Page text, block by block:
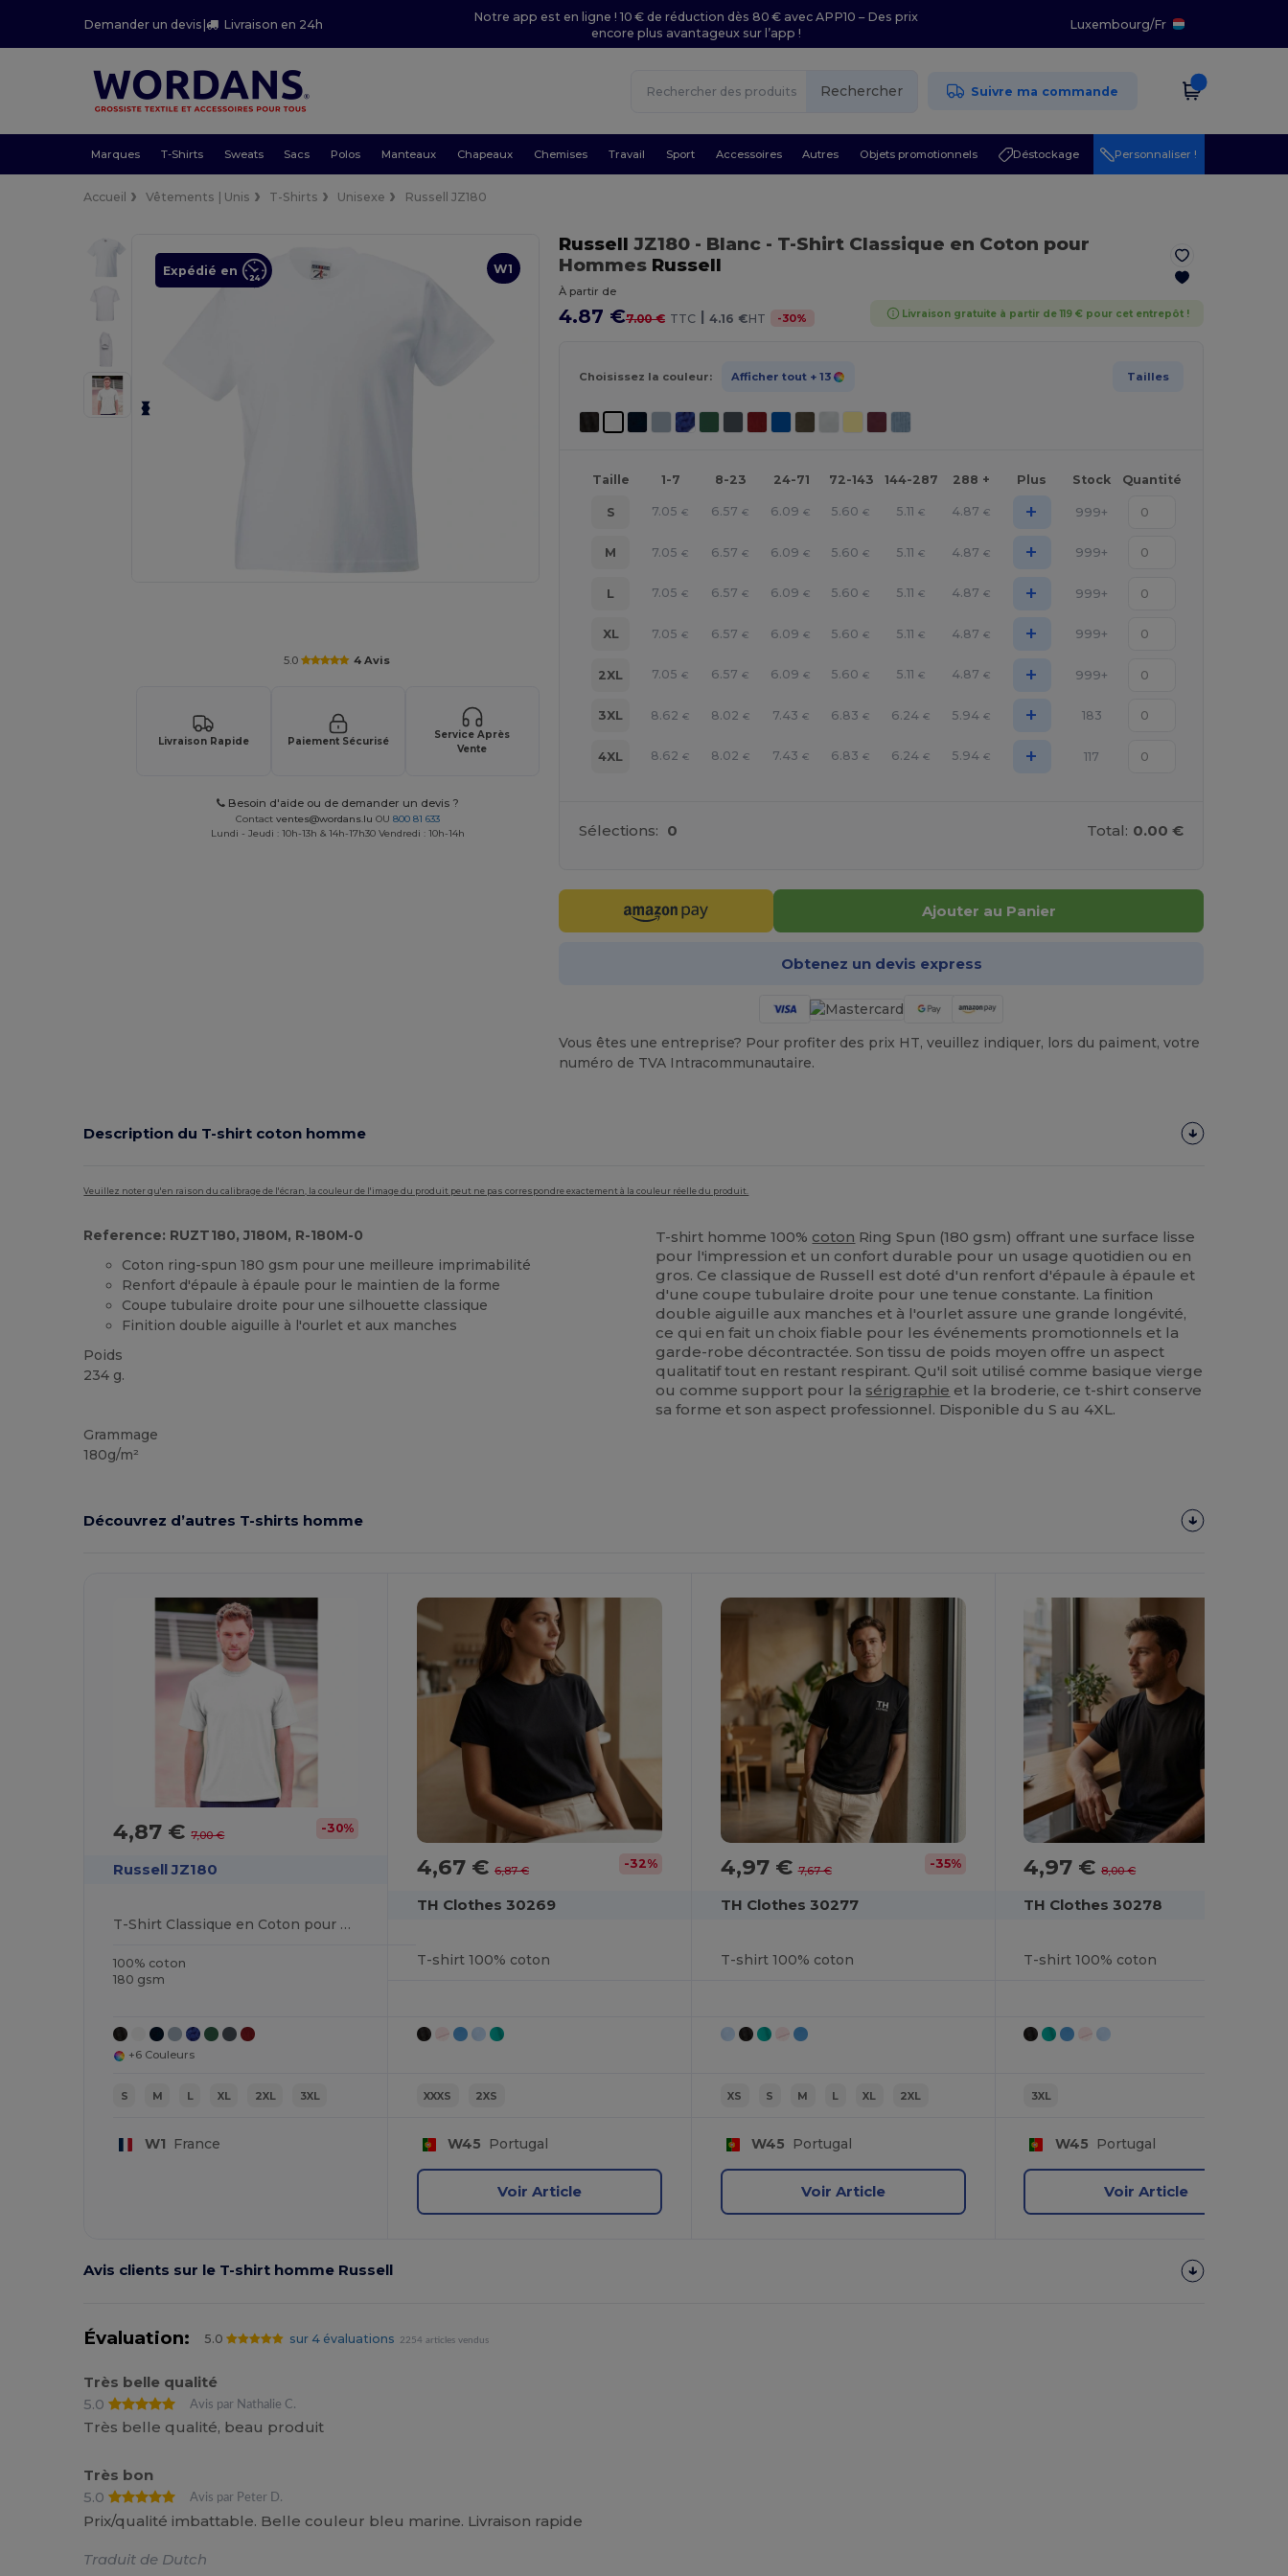
Demander un devis| Livraison en 24h
Notre app est en ligne ! 10 € de réduction dès 80 € avec APP10 – Des prix
encore plus avantageux sur l’app !
Luxembourg/Fr
Rechercher Suivre ma commande
Marques T-Shirts Sweats Sacs Polos Manteaux Chapeaux Chemises Travail Sport Accessoires Autres Objets promotionnels Déstockage Personnaliser !
Accueil Vêtements | Unis T-Shirts Unisexe Russell JZ180
W1
Expédié en
5.0 4 Avis
Livraison Rapide Paiement Sécurisé
Service Après
Vente
Besoin d'aide ou de demander un devis ?
Contactventes@wordans.lu OU800 81 633
Lundi - Jeudi : 10h-13h & 14h-17h30 Vendredi : 10h-14h
Russell JZ180 - Blanc- T-Shirt Classique en Coton pour
Hommes Russell
À partir de
4.87 €7.00 € TTC | 4.16 €HT -30% Livraison gratuite à partir de 119 € pour cet entrepôt !
Choisissez la couleur: Afficher tout + 13 Tailles
Taille 1-7 8-23 24-71 72-143 144-287 288 + Plus Stock Quantité
S 7.05 € 6.57 € 6.09 € 5.60 € 5.11 € 4.87 € + 999+
M 7.05 € 6.57 € 6.09 € 5.60 € 5.11 € 4.87 € + 999+
L 7.05 € 6.57 € 6.09 € 5.60 € 5.11 € 4.87 € + 999+
XL 7.05 € 6.57 € 6.09 € 5.60 € 5.11 € 4.87 € + 999+
2XL 7.05 € 6.57 € 6.09 € 5.60 € 5.11 € 4.87 € + 999+
3XL 8.62 € 8.02 € 7.43 € 6.83 € 6.24 € 5.94 € + 183
4XL 8.62 € 8.02 € 7.43 € 6.83 € 6.24 € 5.94 € + 117
Sélections: 0 Total: 0.00 €
Ajouter au Panier
Obtenez un devis express
Vous êtes une entreprise? Pour profiter des prix HT, veuillez indiquer, lors du paiment, votre
numéro de TVA Intracommunautaire.
Description du T-shirt coton homme
Veuillez noter qu'en raison du calibrage de l'écran, la couleur de l'image du produit peut ne pas correspondre exactement à la couleur réelle du produit.
Reference: RUZT180, J180M, R-180M-0
Coton ring-spun 180 gsm pour une meilleure imprimabilité
Renfort d'épaule à épaule pour le maintien de la forme
Coupe tubulaire droite pour une silhouette classique
Finition double aiguille à l'ourlet et aux manches
Poids
234 g.
Grammage
180g/m²
T-shirt homme 100% coton Ring Spun (180 gsm) offrant une surface lisse
pour l'impression et un confort durable pour un usage quotidien ou en
gros. Ce classique de Russell est doté d'un renfort d'épaule à épaule et
d'une coupe tubulaire droite pour une tenue constante. La finition
double aiguille aux manches et à l'ourlet assure une grande longévité,
ce qui en fait un choix fiable pour les événements promotionnels et la
garde-robe décontractée. Son tissu de poids moyen offre un aspect
qualitatif tout en restant respirant. Qu'il soit utilisé comme basique vierge
ou comme support pour la sérigraphie et la broderie, ce t-shirt conserve
sa forme et son aspect professionnel. Disponible du S au 4XL.
Découvrez d’autres T-shirts homme
4,87 €7,00 € -30%
Russell JZ180
T-Shirt Classique en Coton pour Hommes Russell
100% coton
180 gsm
+6 Couleurs
S M L XL 2XL 3XL
W1 France
4,67 € 6,87 € -32%
TH Clothes 30269
T-shirt 100% coton
XXXS 2XS
W45 Portugal
Voir Article
4,97 €7,67 € -35%
TH Clothes 30277
T-shirt 100% coton
XS S M L XL 2XL
W45 Portugal
Voir Article
4,97 €8,00 €
TH Clothes 30278
T-shirt 100% coton
3XL
W45 Portugal
Voir Article
Avis clients sur le T-shirt homme Russell
Évaluation: 5.0 sur 4 évaluations 2254 articles vendus
Très belle qualité
5.0
Avis par Nathalie C.
Très belle qualité, beau produit
Très bon
5.0
Avis par Peter D.
Prix/qualité imbattable. Belle couleur bleu marine. Livraison rapide
Traduit de Dutch